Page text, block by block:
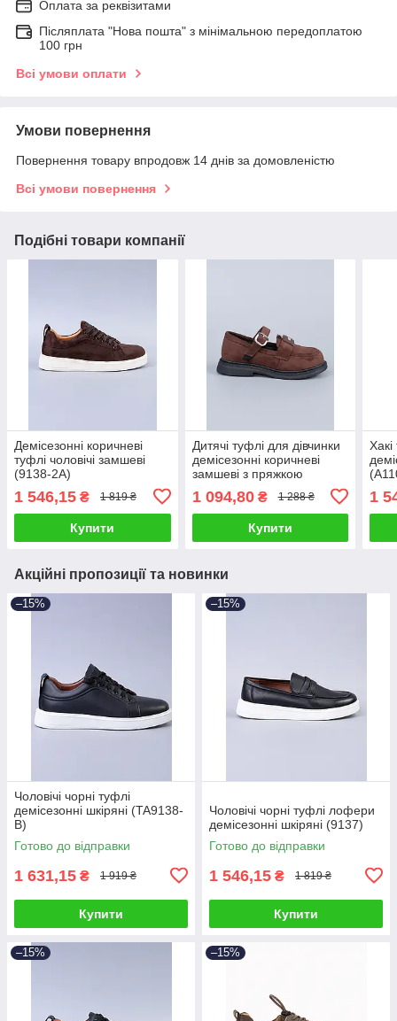
Оплата за реквізитами
Післяплата "Нова пошта" з мінімальною передоплатою
100 грн
Всі умови оплати
Умови повернення
Повернення товару впродовж 14 днів за домовленістю
Всі умови повернення
Подібні товари компанії
Демісезонні коричневі
туфлі чоловічі замшеві
(9138-2A)
1 546,15 ₴ 1 819 ₴
Купити
Дитячі туфлі для дівчинки
демісезонні коричневі
замшеві з пряжкою
1 094,80₴ 1 288 ₴
Купити
Хакі
1
Акційні пропозиції та новинки
–15%
Чоловічі чорні туфлі
демісезонні шкіряні (TA9138-
B)
Готово до відправки
1 631,15 ₴ 1 919 ₴
Купити
–15%
Чоловічі чорні туфлі лофери
демісезонні шкіряні (9137)
Готово до відправки
1 546,15 ₴ 1 819 ₴
Купити
–15% –15%